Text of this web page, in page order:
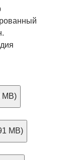
MB)
MB)